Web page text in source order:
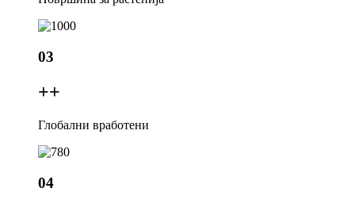
03
++
Глобални вработени
04